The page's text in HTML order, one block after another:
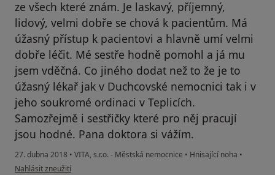
ze všech které znám. Je laskavý, příjemný,
lidový, velmi dobře se chová k pacientům. Má
úžasný přístup k pacientovi a hlavně umí velmi
dobře léčit. Mé sestře hodně pomohl a já mu
jsem vděčná. Co jiného dodat než to že je to
úžasný lékař jak v Duchcovské nemocnici tak i v
jeho soukromé ordinaci v Teplicích.
Samozřejmě i sestřičky které pro něj pracují
jsou hodné. Pana doktora si vážím.
27. dubna 2018 • VITA, s.r.o. - Městská nemocnice • Hnisající noha •
podle názoru uživatele Váš účet byl odstraněn
Nahlásit zneužití